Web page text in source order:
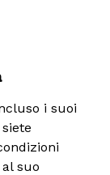
i suoi
suo